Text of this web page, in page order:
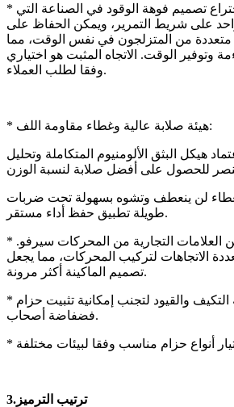
* فقط على براءة اختراع تصميم فوهة الوقود في الصناعة التي
على شريط التمرير، ويمكن الحفاظ على
من المتزلجون في نفس الوقت، مما
وتوفير الوقت. الاتجاه المثبت هو اختياري
وفقا لطلب العملاء.
* هيئة صلابة عالية وغطاء مقاومة اللف:
هيكل البثق الألومنيوم المتكاملة وتحليل
لن ينعطف وتشوه بسهولة تحت ضربات
طويلة تطبيق حفظ أداء مستقر.
* متوافق مع العديد من العلامات التجارية من المحركات سيرفو.
الاتجاهات لتركيب المحركات، مما يجعل
تصميم الماكينة أكثر مرونة.
* يعتمد كلا من ينتهي آلية التكيف والقيود لتجنب إمكانية تثبيت حزام
فضفاضة أصحاب.
أنواع حزام مناسب وفقا لبيئات مختلفة
3. ترتيب الترميز